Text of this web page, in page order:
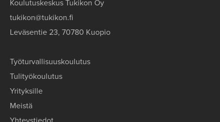
Koulutuskeskus Tukikon Oy
tukikon@tukikon.fi
Leväsentie 23, 70780 Kuopio
Työturvallisuuskoulutus
Tulityökoulutus
Yrityksille
Meistä